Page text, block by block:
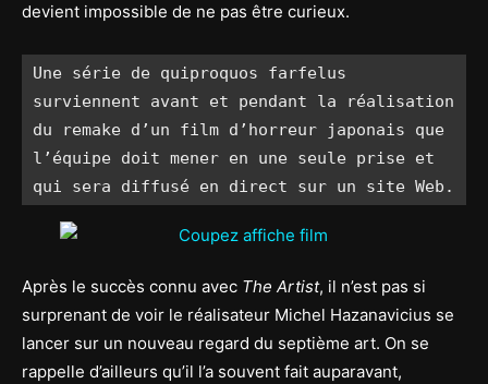
devient impossible de ne pas être curieux.
Une série de quiproquos farfelus
surviennent avant et pendant la réalisation
du remake d’un film d’horreur japonais que
l’équipe doit mener en une seule prise et
qui sera diffusé en direct sur un site Web.
Après le succès connu avec The Artist, il n’est pas si
surprenant de voir le réalisateur Michel Hazanavicius se
lancer sur un nouveau regard du septième art. On se
rappelle d’ailleurs qu’il l’a souvent fait auparavant,